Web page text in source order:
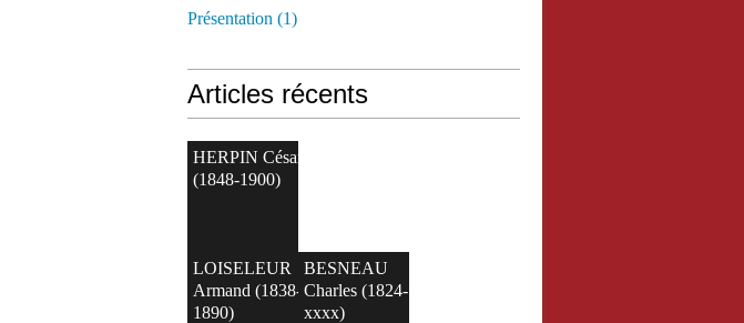
Présentation (1)
Articles récents
HERPIN César
(1848-1900)
LOISELEUR
Armand (1838-
1890)
BESNEAU
Charles (1824-
xxxx)